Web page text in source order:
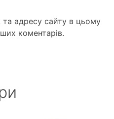
адресу сайту в цьому
коментарів.